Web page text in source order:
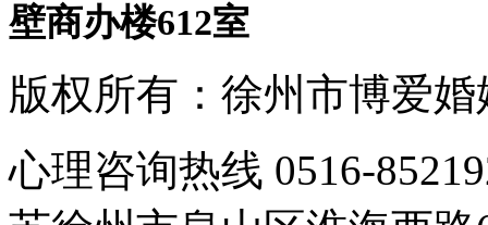
壁商办楼612室
版权所有：徐州市博爱
心理咨询热线 0516-